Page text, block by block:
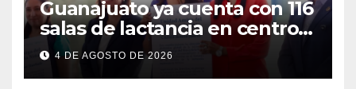
Guanajuato ya cuenta con 116
salas de lactancia en centros
de trabajo: Gobernadora
4 DE AGOSTO DE 2026